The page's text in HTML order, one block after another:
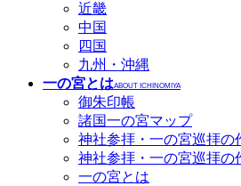
近畿
中国
四国
九州・沖縄
一の宮とはABOUT ICHINOMIYA
御朱印帳
諸国一の宮マップ
神社参拝・一の宮巡拝の
神社参拝・一の宮巡拝の
一の宮とは